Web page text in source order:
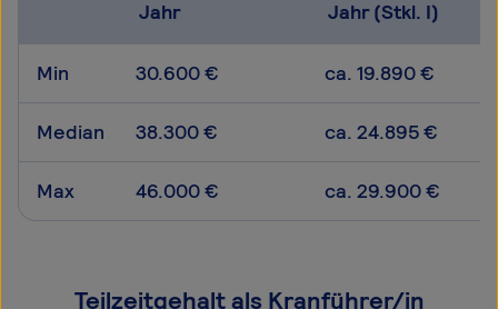
Jahr
Jahr (Stkl. I)
Min 30.600 € ca. 19.890 €
Median 38.300 € ca. 24.895 €
Max 46.000 € ca. 29.900 €
Teilzeitgehalt als Kranführer/in